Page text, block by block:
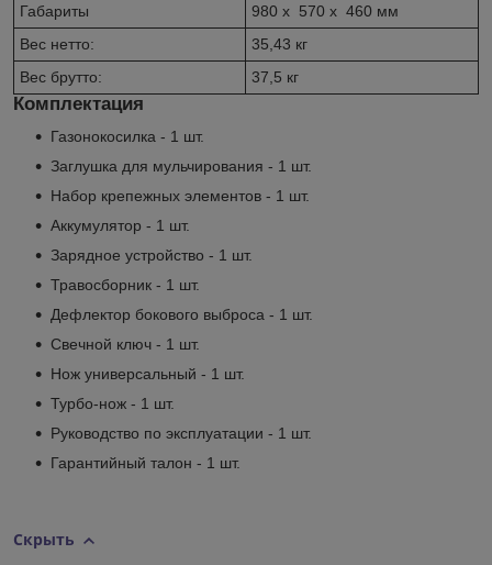
Габариты
980 x 570 x 460 мм
Вес нетто:
35,43 кг
Вес брутто:
37,5 кг
Комплектация
Газонокосилка - 1 шт.
Заглушка для мульчирования - 1 шт.
Набор крепежных элементов - 1 шт.
Аккумулятор - 1 шт.
Зарядное устройство - 1 шт.
Травосборник - 1 шт.
Дефлектор бокового выброса - 1 шт.
Свечной ключ - 1 шт.
Нож универсальный - 1 шт.
Турбо-нож - 1 шт.
Руководство по эксплуатации - 1 шт.
Гарантийный талон - 1 шт.
Скрыть